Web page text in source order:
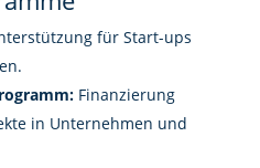
für Start-ups
Finanzierung
in Unternehmen und